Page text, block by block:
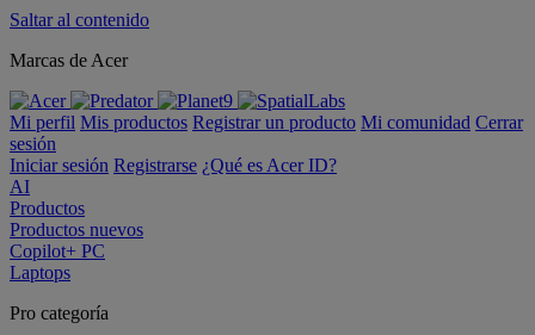
Saltar al contenido
Marcas de Acer
Mi perfil Mis productos Registrar un producto Mi comunidad Cerrar
sesión
Iniciar sesión Registrarse ¿Qué es Acer ID?
AI
Productos
Productos nuevos
Copilot+ PC
Laptops
Pro categoría